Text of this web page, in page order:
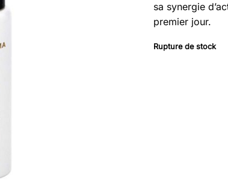
sa synergie
premier jour.
Rupture de stock